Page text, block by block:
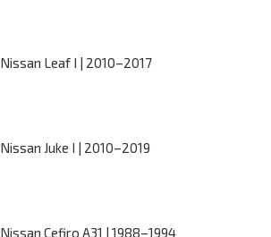
Nissan Leaf I | 2010–2017
Nissan Juke I | 2010–2019
Nissan Cefiro A31 | 1988–1994